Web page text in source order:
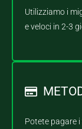
Utilizziamo i
e veloci in 2-3
Potete pagare